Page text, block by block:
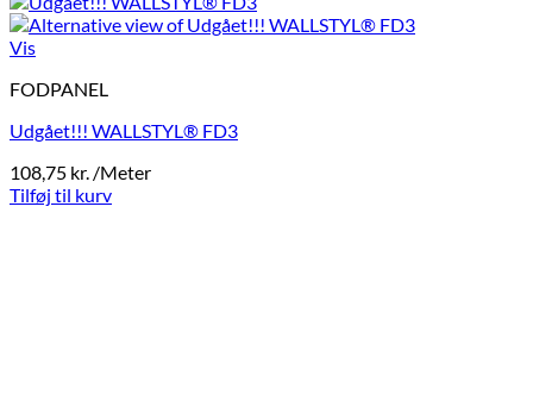
Vis
FODPANEL
Udgået!!! WALLSTYL® FD3
108,75 kr. /Meter
Tilføj til kurv